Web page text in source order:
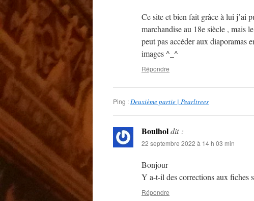
Ce site et bien fait grâce à lui j’ai
marchandise au 18e siècle , mais
peut pas accéder aux diaporamas
images ^_^
Répondre
Ping :Deuxième partie | Pearltrees
Boulholdit :
22 septembre 2022 à 14 h 03 min
Bonjour
Y a-t-il des corrections aux fiches
Répondre